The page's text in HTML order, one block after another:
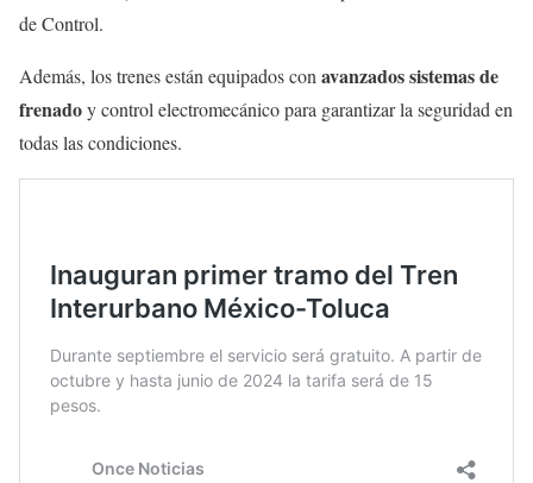
de Control.
Además, los trenes están equipados con avanzados sistemas de
frenadoy control electromecánico para garantizar la seguridad en
todas las condiciones.